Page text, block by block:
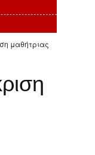
μαθήτριας